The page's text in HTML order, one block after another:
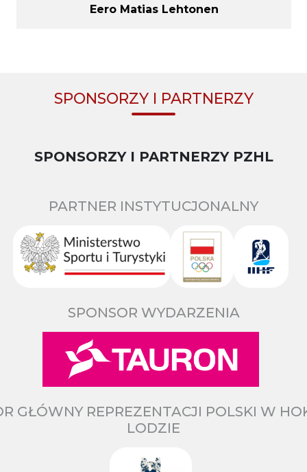
Eero Matias Lehtonen
SPONSORZY I PARTNERZY
SPONSORZY I PARTNERZY PZHL
PARTNER INSTYTUCJONALNY
SPONSOR WYDARZENIA
GŁÓWNY REPREZENTACJI POLSKI W
LODZIE